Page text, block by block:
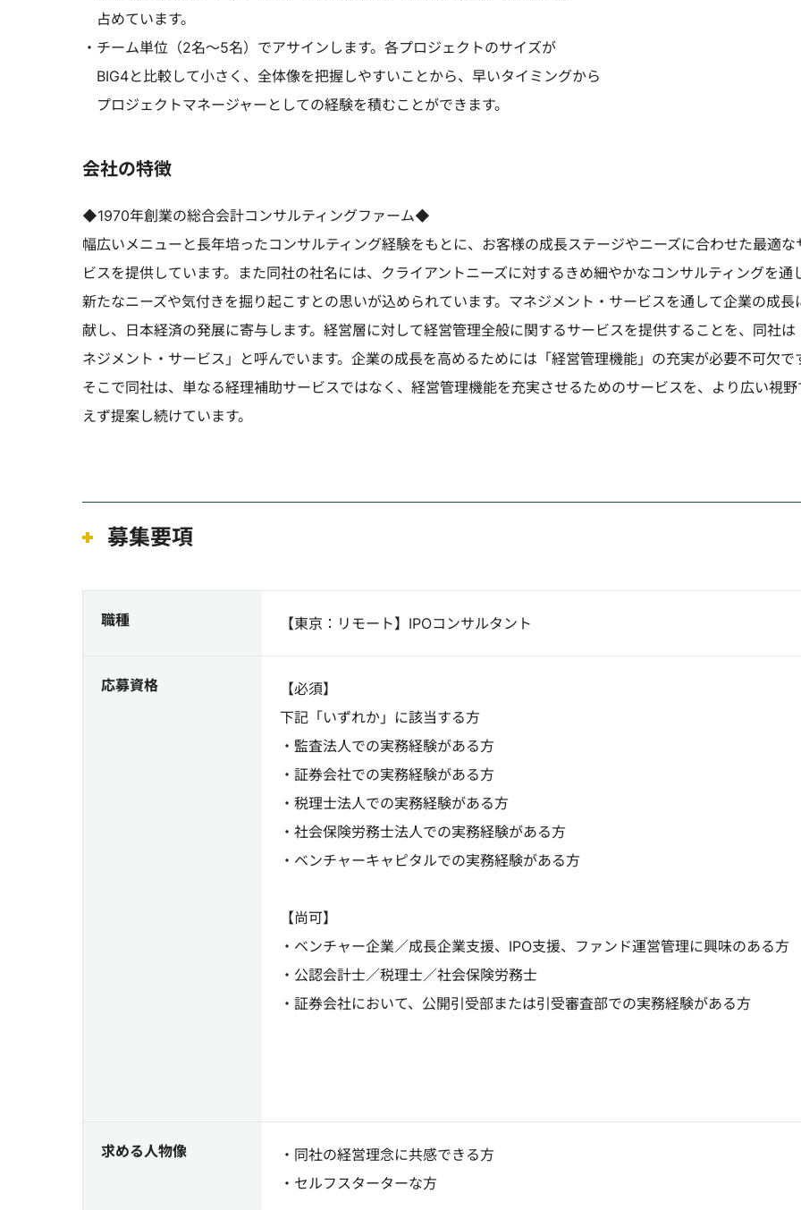
占めています。
・チーム単位（2名～5名）でアサインします。各プロジェクトのサイズが
BIG4と比較して小さく、全体像を把握しやすいことから、早いタイミングから
プロジェクトマネージャーとしての経験を積むことができます。
会社の特徴
◆1970年創業の総合会計コンサルティングファーム◆
幅広いメニューと長年培ったコンサルティング経験をもとに、お客様の成長ステージやニーズに合わせた最適な
ビスを提供しています。また同社の社名には、クライアントニーズに対するきめ細やかなコンサルティングを通
新たなニーズや気付きを掘り起こすとの思いが込められています。マネジメント・サービスを通して企業の成長
献し、日本経済の発展に寄与します。経営層に対して経営管理全般に関するサービスを提供することを、同社は
ネジメント・サービス」と呼んでいます。企業の成長を高めるためには「経営管理機能」の充実が必要不可欠で
そこで同社は、単なる経理補助サービスではなく、経営管理機能を充実させるためのサービスを、より広い視野
えず提案し続けています。
募集要項
職種 【東京：リモート】IPOコンサルタント
応募資格
【必須】
下記「いずれか」に該当する方
・監査法人での実務経験がある方
・証券会社での実務経験がある方
・税理士法人での実務経験がある方
・社会保険労務士法人での実務経験がある方
・ベンチャーキャピタルでの実務経験がある方
【尚可】
・ベンチャー企業／成長企業支援、IPO支援、ファンド運営管理に興味のある方
・公認会計士／税理士／社会保険労務士
・証券会社において、公開引受部または引受審査部での実務経験がある方
求める人物像
・同社の経営理念に共感できる方
・セルフスターターな方